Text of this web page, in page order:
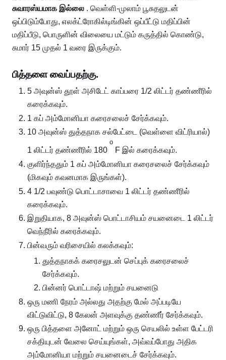
சுவாரஸ்யமாக இல்லை . வெள்ளி-முலாம் பூசுதலுடன்
ஒப்பிடும்போது, ​​எலக்ட்ரோகில்டிங்கின் ஒப்பீட்டு மதிப்பின்
மதிப்பீடு, பொருளின் விலையை மட்டும் கருத்தில் கொண்டு,
சுமார் 15 முதல் 1 வரை இருக்கும்.
பித்தளை வைப்பதற்கு.
5 அவுன்ஸ் தூள் அசிடேட் காப்பரை 1/2 லிட்டர் தண்ணீரில்
கரைக்கவும்.
1 கப் அம்மோனியா கரைசலைச் சேர்க்கவும்.
10 அவுன்ஸ் துத்தநாக சல்பேட்டை (வெள்ளை விட்ரியால்)
1 லிட்டர் தண்ணீரில் 180
o
F இல் கரைக்கவும்.
குளிர்ந்ததும் 1 கப் அம்மோனியா கரைசலைச் சேர்க்கவும்
(மிகவும் கவனமாக இருங்கள்).
4 1/2 பவுண்டு பொட்டாசாவை 1 லிட்டர் தண்ணீரில்
கரைக்கவும்.
இறுதியாக, 8 அவுன்ஸ் பொட்டாசியம் சயனைடை 1 லிட்டர்
வெந்நீரில் கரைக்கவும்.
பின்வரும் வரிசையில் கலக்கவும்:
துத்தநாகக் கரைசலுடன் செப்புக் கரைசலைச்
சேர்க்கவும்.
பின்னர் பொட்டாஷ் மற்றும் சயனைடு
ஒரு மணி நேரம் அல்லது அதற்கு மேல் அப்படியே
விட்டுவிட்டு, 8 கேலன் அளவுக்கு தண்ணீர் சேர்க்கவும்.
ஒரு பித்தளை அனோட் மற்றும் ஒரு செயலில் உள்ள பேட்டரி
சக்தியுடன் வேலை செய்யுங்கள், அவ்வப்போது அதிக
அம்மோனியா மற்றும் சயனைடைச் சேர்க்கவும்.